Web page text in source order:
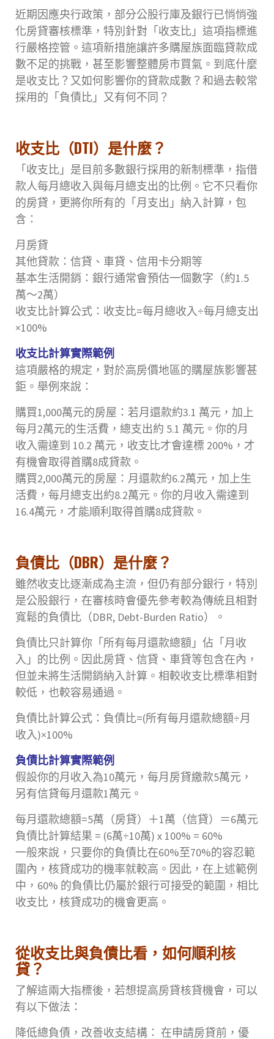
近期因應央行政策，部分公股行庫及銀行已悄悄強
化房貸審核標準，特別針對「收支比」這項指標進
行嚴格控管。這項新措施讓許多購屋族面臨貸款成
數不足的挑戰，甚至影響整體房市買氣。到底什麼
是收支比？又如何影響你的貸款成數？和過去較常
採用的「負債比」又有何不同？
收支比（DTI）是什麼？
「收支比」是目前多數銀行採用的新制標準，指借
款人每月總收入與每月總支出的比例。它不只看你
的房貸，更將你所有的「月支出」納入計算，包
含：
月房貸
其他貸款：信貸、車貸、信用卡分期等
基本生活開銷：銀行通常會預估一個數字（約1.5
萬～2萬）
收支比計算公式：收支比=每月總收入÷每月總支出
×100%
收支比計算實際範例
這項嚴格的規定，對於高房價地區的購屋族影響甚
鉅。舉例來說：
購買1,000萬元的房屋：若月還款約3.1 萬元，加上
每月2萬元的生活費，總支出約 5.1 萬元。你的月
收入需達到 10.2 萬元，收支比才會達標 200%，才
有機會取得首購8成貸款。
購買2,000萬元的房屋：月還款約6.2萬元，加上生
活費，每月總支出約8.2萬元。你的月收入需達到
16.4萬元，才能順利取得首購8成貸款。
負債比（DBR）是什麼？
雖然收支比逐漸成為主流，但仍有部分銀行，特別
是公股銀行，在審核時會優先參考較為傳統且相對
寬鬆的負債比（DBR, Debt-Burden Ratio）。
負債比只計算你「所有每月還款總額」佔「月收
入」的比例。因此房貸、信貸、車貸等包含在內，
但並未將生活開銷納入計算。相較收支比標準相對
較低，也較容易通過。
負債比計算公式：負債比=(所有每月還款總額÷月
收入)×100%
負債比計算實際範例
假設你的月收入為10萬元，每月房貸繳款5萬元，
另有信貸每月還款1萬元。
每月還款總額=5萬（房貸）＋1萬（信貸）＝6萬元
負債比計算結果 = (6萬÷10萬) x 100% = 60%
一般來說，只要你的負債比在60%至70%的容忍範
圍內，核貸成功的機率就較高。因此，在上述範例
中，60% 的負債比仍屬於銀行可接受的範圍，相比
收支比，核貸成功的機會更高。
從收支比與負債比看，如何順利核
貸？
了解這兩大指標後，若想提高房貸核貸機會，可以
有以下做法：
降低總負債，改善收支結構： 在申請房貸前，優